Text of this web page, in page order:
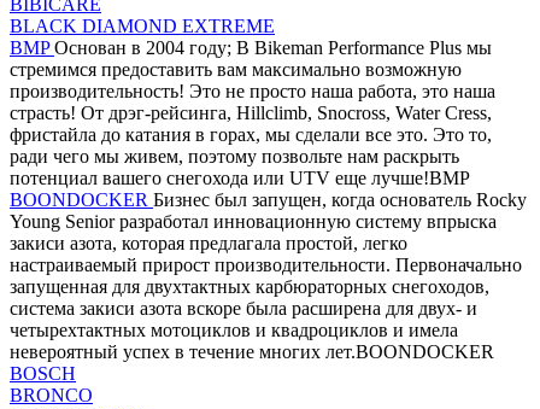
BLACK DIAMOND EXTREME
BMPОснован в 2004 году; В Bikeman Performance Plus мы
стремимся предоставить вам максимально возможную
производительность! Это не просто наша работа, это наша
страсть! От дрэг-рейсинга, Hillclimb, Snocross, Water Cress,
фристайла до катания в горах, мы сделали все это. Это то,
ради чего мы живем, поэтому позвольте нам раскрыть
потенциал вашего снегохода или UTV еще лучше!BMP
BOONDOCKER Бизнес был запущен, когда основатель Rocky
Young Senior разработал инновационную систему впрыска
закиси азота, которая предлагала простой, легко
настраиваемый прирост производительности. Первоначально
запущенная для двухтактных карбюраторных снегоходов,
система закиси азота вскоре была расширена для двух- и
четырехтактных мотоциклов и квадроциклов и имела
невероятный успех в течение многих лет.BOONDOCKER
BOSCH
BRONCO